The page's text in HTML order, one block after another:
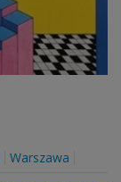
Warszawa